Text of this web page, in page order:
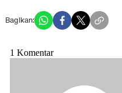
Bagikan: